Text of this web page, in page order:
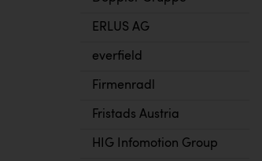
ERLUS AG
everfield
Firmenradl
Fristads Austria
HIG Infomotion Group